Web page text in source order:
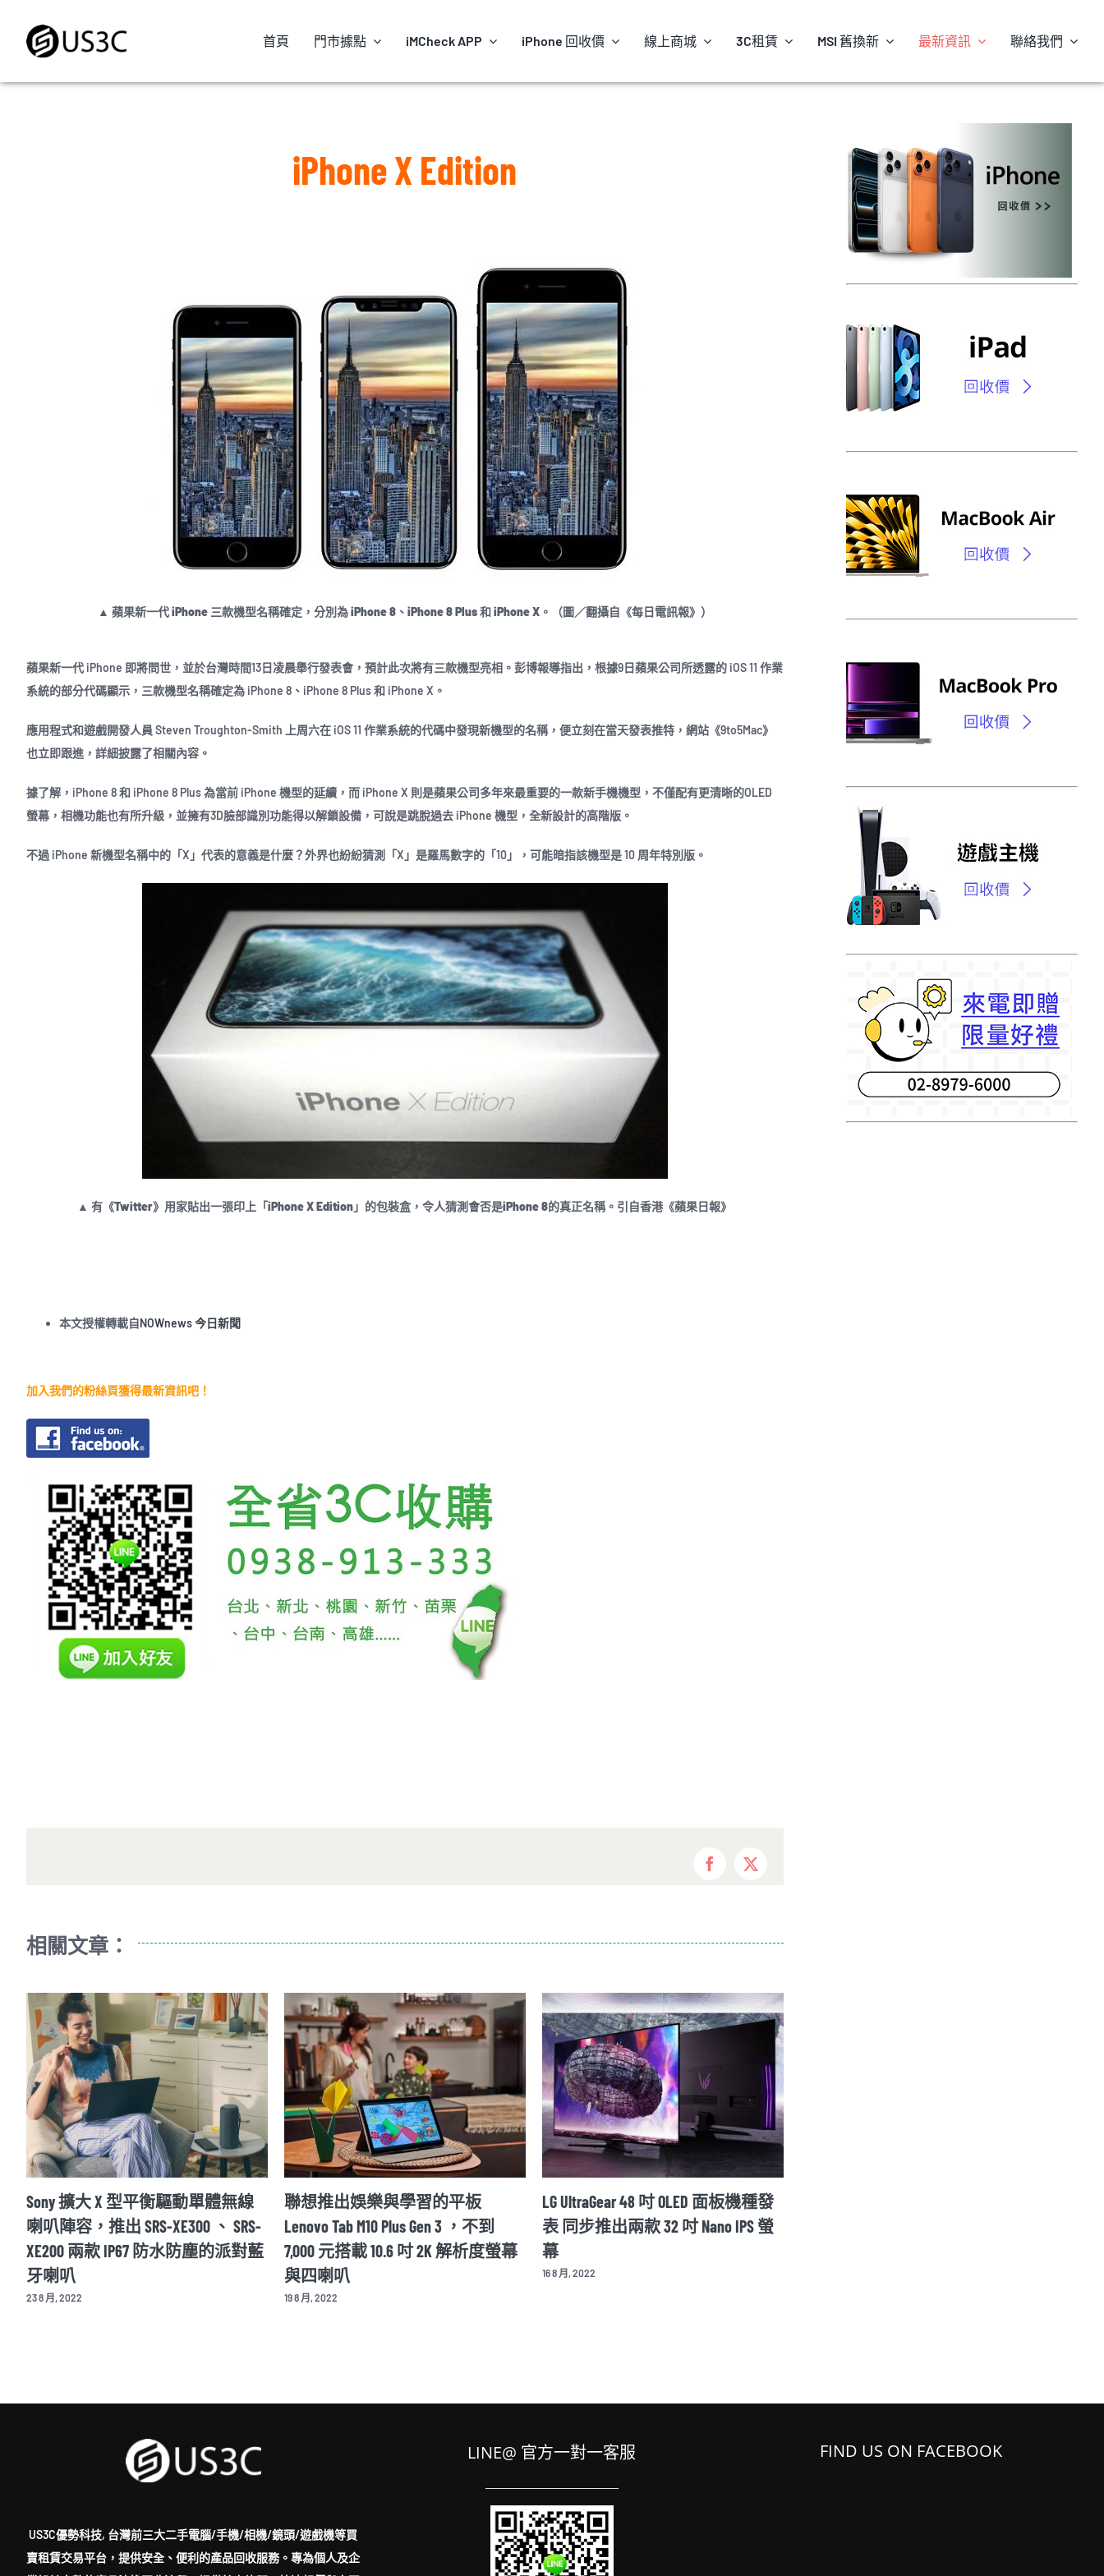
content
首頁 門市據點 iMCheck APP iPhone 回收價 線上商城 3C租賃 MSI 舊換新 最新資訊 聯絡我們
iPhone X Edition
▲ 蘋果新一代 iPhone 三款機型名稱確定，分別為 iPhone 8、iPhone 8 Plus 和 iPhone X。（圖／翻攝自《每日電訊報》）
蘋果新一代 iPhone 即將問世，並於台灣時間13日凌晨舉行發表會，預計此次將有三款機型亮相。彭博報導指出，根據9日蘋果公司所透露的 iOS 11 作業
系統的部分代碼顯示，三款機型名稱確定為 iPhone 8、iPhone 8 Plus 和 iPhone X。
應用程式和遊戲開發人員 Steven Troughton-Smith 上周六在 iOS 11 作業系統的代碼中發現新機型的名稱，便立刻在當天發表推特，網站《9to5Mac》
也立即跟進，詳細披露了相關內容。
據了解，iPhone 8 和 iPhone 8 Plus 為當前 iPhone 機型的延續，而 iPhone X 則是蘋果公司多年來最重要的一款新手機機型，不僅配有更清晰的OLED
螢幕，相機功能也有所升級，並擁有3D臉部識別功能得以解鎖設備，可說是跳脫過去 iPhone 機型，全新設計的高階版。
不過 iPhone 新機型名稱中的「X」代表的意義是什麼？外界也紛紛猜測「X」是羅馬數字的「10」，可能暗指該機型是 10 周年特別版。
▲ 有《Twitter》用家貼出一張印上「iPhone X Edition」的包裝盒，令人猜測會否是iPhone 8的真正名稱。引自香港《蘋果日報》
本文授權轉載自NOWnews 今日新聞
加入我們的粉絲頁獲得最新資訊吧！
Facebook
X
相關文章：
Sony 擴大 X 型平衡驅動單體無線
喇叭陣容，推出 SRS-XE300 、 SRS-
XE200 兩款 IP67 防水防塵的派對藍
牙喇叭
23 8 月, 2022
聯想推出娛樂與學習的平板
Lenovo Tab M10 Plus Gen 3 ，不到
7,000 元搭載 10.6 吋 2K 解析度螢幕
與四喇叭
19 8 月, 2022
LG UltraGear 48 吋 OLED 面板機種發
表 同步推出兩款 32 吋 Nano IPS 螢
幕
16 8 月, 2022
US3C優勢科技, 台灣前三大二手電腦/手機/相機/鏡頭/遊戲機等買
賣租賃交易平台，提供安全、便利的產品回收服務。專為個人及企
LINE@ 官方一對一客服 FIND US ON FACEBOOK